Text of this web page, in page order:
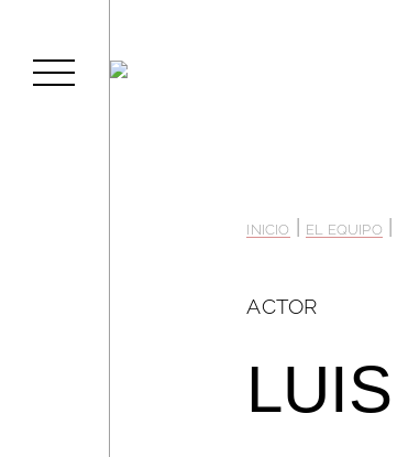
INICIO EL EQUIPO
ACTOR